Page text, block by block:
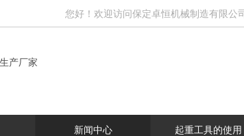
您好！欢迎访问保定卓恒机械制造有限公司主
产厂家
新闻中心 起重工具的使用